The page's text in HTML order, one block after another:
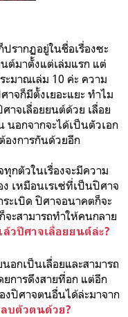
รากฏอยู่ในชื่อเรื่องซะ
ต์มาตั้งแต่เล่มแรก แต่
ะมาณเล่ม 10 ค่ะ ความ
จก็มีตั้งเยอะแยะ ทำไม
าจเลื่อยยนต์ด้วย เลื่อย
อกจากจะได้เป็นตัวเอก
องการกันด้วยอีก
กตัวในเรื่องจะมีความ
เหมือนเรเซ่ที่เป็นปิศาจ
ะเบิด ปิศาจอนาคตก็จะ
ะสามารถทำให้คนกลาย
ล้วปีศาจเลื่อยยนต์ล่ะ?
อกเป็นเลื่อยและสามารถ
การดึงสายที่อก แต่อีก
ปิศาจตนอื่นได้ล่ะมาจาก
บตัวตนด้วย?